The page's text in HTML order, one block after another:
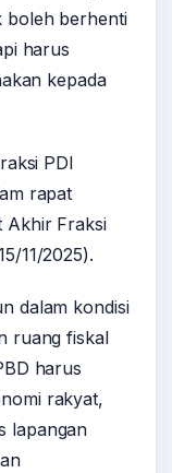
boleh berhenti
harus
kepada
PDI
rapat
Akhir Fraksi
11/2025).
dalam kondisi
ruang fiskal
harus
rakyat,
lapangan